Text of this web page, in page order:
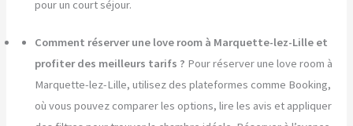
pour un court séjour.
Comment réserver une love room à Marquette-lez-Lille et
profiter des meilleurs tarifs ? Pour réserver une love room à
Marquette-lez-Lille, utilisez des plateformes comme Booking,
où vous pouvez comparer les options, lire les avis et appliquer